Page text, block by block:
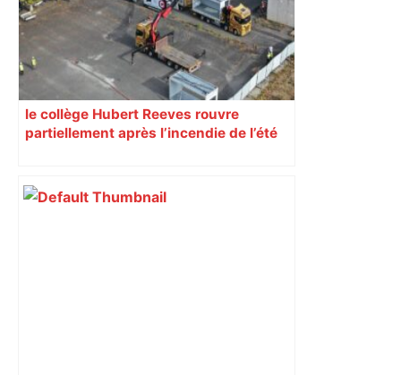
le collège Hubert Reeves rouvre
partiellement après l’incendie de l’été